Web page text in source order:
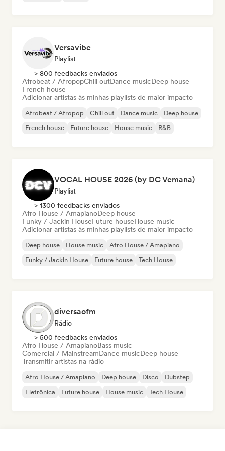
Versavibe
Playlist
> 800 feedbacks enviados
Afrobeat / AfropopChill outDance musicDeep house
French house
Adicionar artistas às minhas playlists de maior impacto
Afrobeat / Afropop Chill out Dance music
Deep house
French house
Future house House music R&B
VOCAL HOUSE 2026 (by DC Vemana)
Playlist
> 1300 feedbacks enviados
Afro House / AmapianoDeep house
Funky / Jackin HouseFuture houseHouse music
Adicionar artistas às minhas playlists de maior impacto
Deep house House music
Afro House / Amapiano
Funky / Jackin House
Future house Tech House
diversaofm
Rádio
> 500 feedbacks enviados
Afro House / AmapianoBass music
Comercial / MainstreamDance musicDeep house
Transmitir artistas na rádio
Afro House / Amapiano Deep house Disco
Dubstep
Eletrônica
Future house House music Tech House